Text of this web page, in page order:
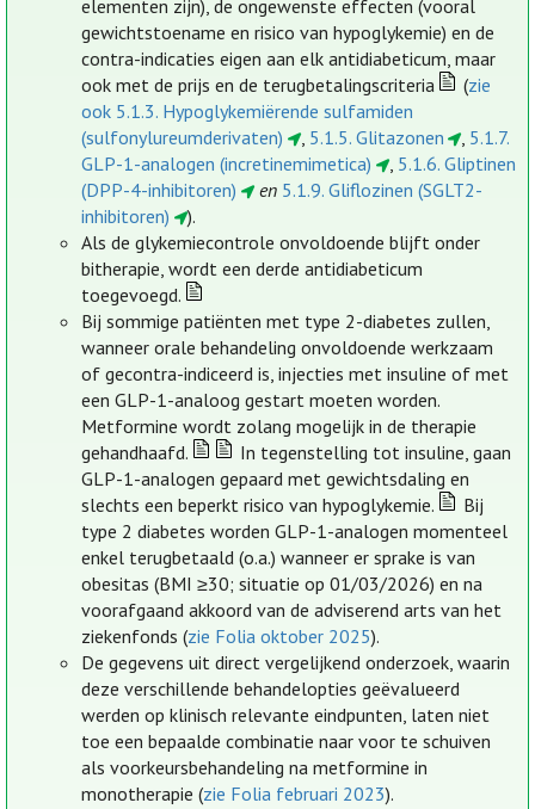
elementen zijn), de ongewenste effecten (vooral
gewichtstoename en risico van hypoglykemie) en de
contra-indicaties eigen aan elk antidiabeticum, maar
ook met de prijs en de terugbetalingscriteria
(zie
ook 5.1.3. Hypoglykemiërende sulfamiden
(sulfonylureumderivaten)
, 5.1.5. Glitazonen , 5.1.7.
GLP-1-analogen (incretinemimetica)
, 5.1.6. Gliptinen
(DPP-4-inhibitoren)
en 5.1.9. Gliflozinen (SGLT2-
inhibitoren)
).
Als de glykemiecontrole onvoldoende blijft onder
bitherapie, wordt een derde antidiabeticum
toegevoegd.
Bij sommige patiënten met type 2-diabetes zullen,
wanneer orale behandeling onvoldoende werkzaam
of gecontra-indiceerd is, injecties met insuline of met
een GLP-1-analoog gestart moeten worden.
Metformine wordt zolang mogelijk in de therapie
gehandhaafd.
In tegenstelling tot insuline, gaan
GLP-1-analogen gepaard met gewichtsdaling en
slechts een beperkt risico van hypoglykemie.
Bij
type 2 diabetes worden GLP-1-analogen momenteel
enkel terugbetaald (o.a.) wanneer er sprake is van
obesitas (BMI ≥30; situatie op 01/03/2026) en na
voorafgaand akkoord van de adviserend arts van het
ziekenfonds (zie Folia oktober 2025).
De gegevens uit direct vergelijkend onderzoek, waarin
deze verschillende behandelopties geëvalueerd
werden op klinisch relevante eindpunten, laten niet
toe een bepaalde combinatie naar voor te schuiven
als voorkeursbehandeling na metformine in
monotherapie (zie Folia februari 2023).